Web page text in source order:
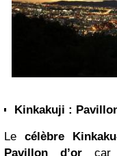
Kinkakuji :
Lecélèbre
Pavillon d’or car